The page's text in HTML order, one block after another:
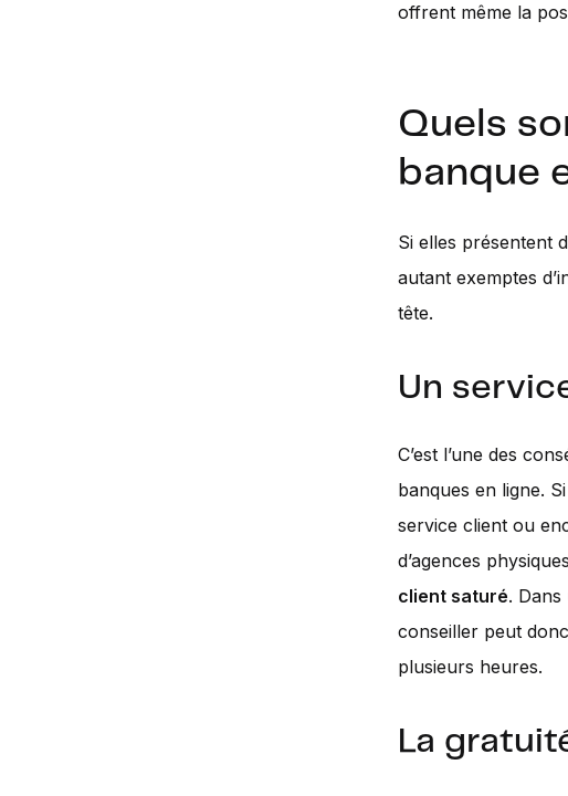
offrent même la
Quels
banque
Si elles présentent
autant exemptes
tête.
Un
C’est l’une des
banques en ligne.
service client ou
d’agences
client saturé.
conseiller peut
plusieurs heures.
La